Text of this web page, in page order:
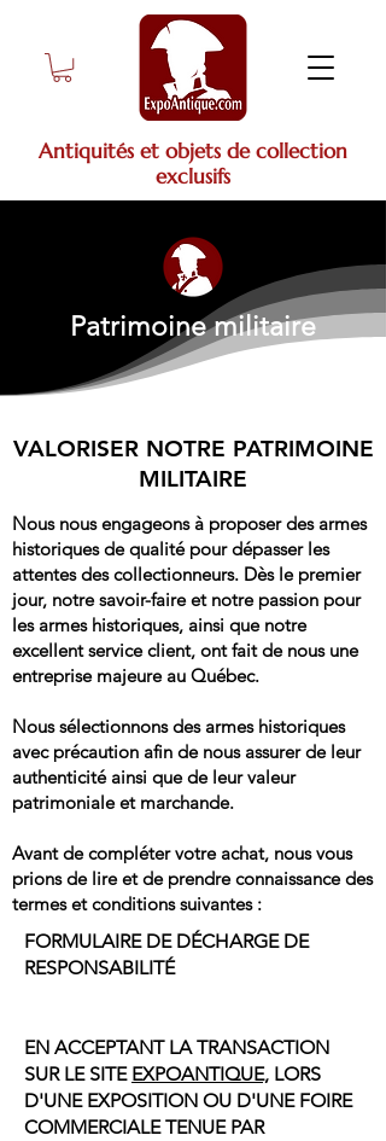
Antiquités et objets de collection
exclusifs
Patrimoine militaire
VALORISER NOTRE PATRIMOINE
MILITAIRE
Nous nous engageons à proposer des armes
historiques de qualité pour dépasser les
attentes des collectionneurs. Dès le premier
jour, notre savoir-faire et notre passion pour
les armes historiques, ainsi que notre
excellent service client, ont fait de nous une
entreprise majeure au Québec.
Nous sélectionnons des armes historiques
avec précaution afin de nous assurer de leur
authenticité ainsi que de leur valeur
patrimoniale et marchande.
Avant de compléter votre achat, nous vous
prions de lire et de prendre connaissance des
termes et conditions suivantes :
FORMULAIRE DE DÉCHARGE DE
RESPONSABILITÉ
EN ACCEPTANT LA TRANSACTION
SUR LE SITE EXPOANTIQUE, LORS
D'UNE EXPOSITION OU D'UNE FOIRE
COMMERCIALE TENUE PAR